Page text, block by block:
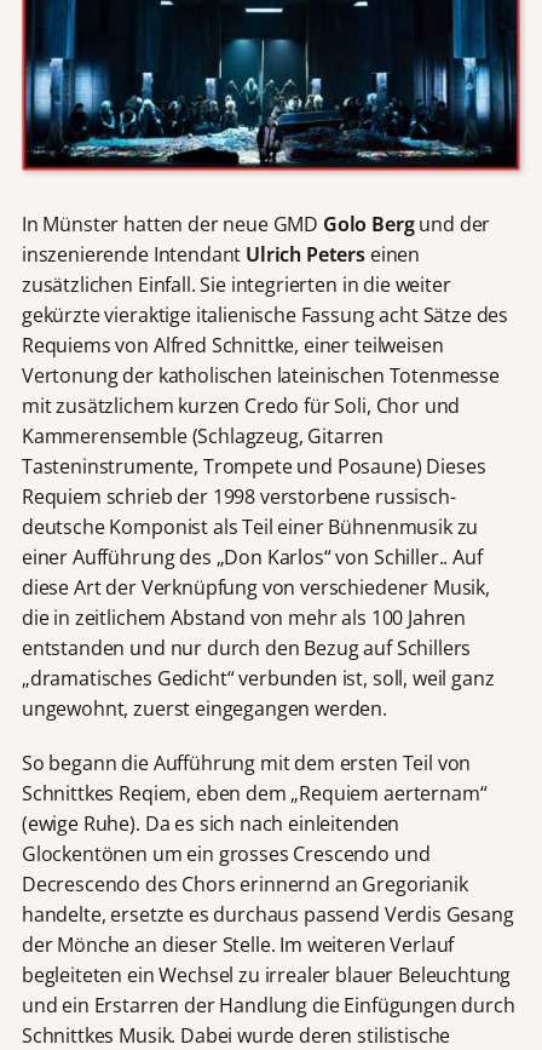
In Münster hatten der neue GMD Golo Bergund der
inszenierende Intendant Ulrich Peters einen
zusätzlichen Einfall. Sie integrierten in die weiter
gekürzte vieraktige italienische Fassung acht Sätze des
Requiems von Alfred Schnittke, einer teilweisen
Vertonung der katholischen lateinischen Totenmesse
mit zusätzlichem kurzen Credo für Soli, Chor und
Kammerensemble (Schlagzeug, Gitarren
Tasteninstrumente, Trompete und Posaune) Dieses
Requiem schrieb der 1998 verstorbene russisch-
deutsche Komponist als Teil einer Bühnenmusik zu
einer Aufführung des „Don Karlos“ von Schiller.. Auf
diese Art der Verknüpfung von verschiedener Musik,
die in zeitlichem Abstand von mehr als 100 Jahren
entstanden und nur durch den Bezug auf Schillers
„dramatisches Gedicht“ verbunden ist, soll, weil ganz
ungewohnt, zuerst eingegangen werden.
So begann die Aufführung mit dem ersten Teil von
Schnittkes Reqiem, eben dem „Requiem aerternam“
(ewige Ruhe). Da es sich nach einleitenden
Glockentönen um ein grosses Crescendo und
Decrescendo des Chors erinnernd an Gregorianik
handelte, ersetzte es durchaus passend Verdis Gesang
der Mönche an dieser Stelle. Im weiteren Verlauf
begleiteten ein Wechsel zu irrealer blauer Beleuchtung
und ein Erstarren der Handlung die Einfügungen durch
Schnittkes Musik. Dabei wurde deren stilistische